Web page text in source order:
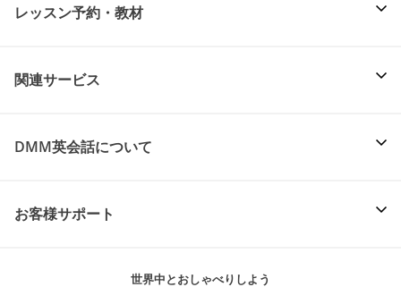
レッスン予約・教材
関連サービス
DMM英会話について
お客様サポート
世界中とおしゃべりしよう